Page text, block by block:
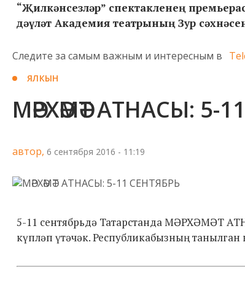
“Җилкәнсезләр” спектакленең
дәүләт Академия театрының Зур
Следите за самым важным и интересным в
ЯЛКЫН
МӘРХӘМӘТ АТНАСЫ: 5-
автор, 6 сентября 2016 - 11:19
5-11 сентябрьдә Татарстанда МӘРХӘМӘТ
күпләп үтәчәк. Республикабызның